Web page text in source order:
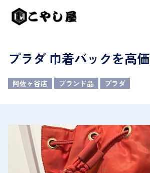
プラダ 巾着バックを高
阿佐ヶ谷店 ブランド品 プラダ